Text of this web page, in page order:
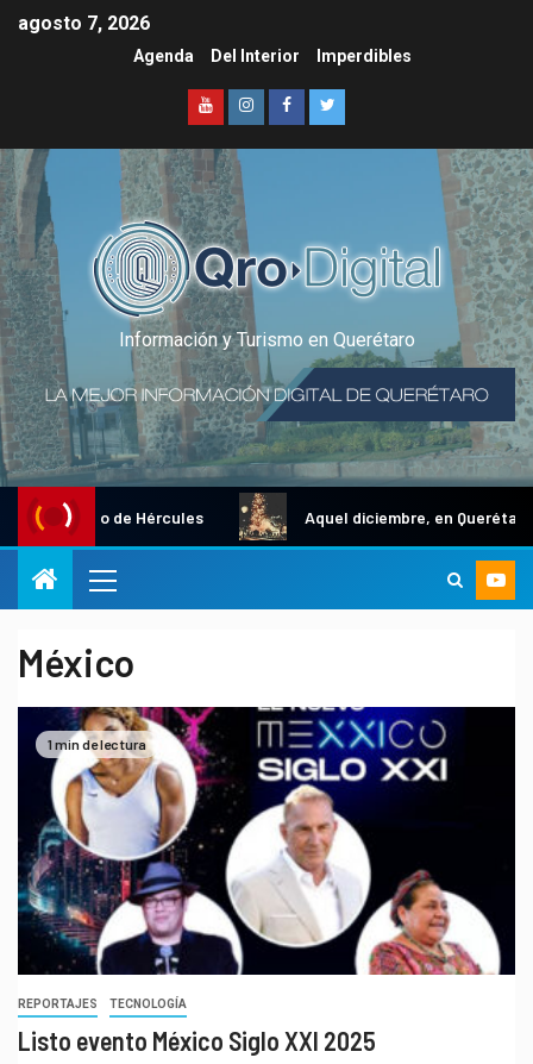
agosto 7, 2026
Agenda Del Interior Imperdibles
Información y Turismo en Querétaro
Gallo de Hércules Aquel diciembre, en Querétaro
México
1 min de lectura
REPORTAJES TECNOLOGÍA
Listo evento México Siglo XXI 2025